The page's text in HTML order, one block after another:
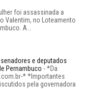
foi assassinada a
Valentim, no Loteamento
A...
e deputados
Pernambuco -*Da
* *Importantes
pela governadora